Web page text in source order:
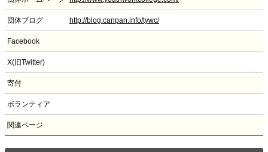
団体ブログ http://blog.canpan.info/tywc/
Facebook
X(旧Twitter)
寄付
ボランティア
関連ページ